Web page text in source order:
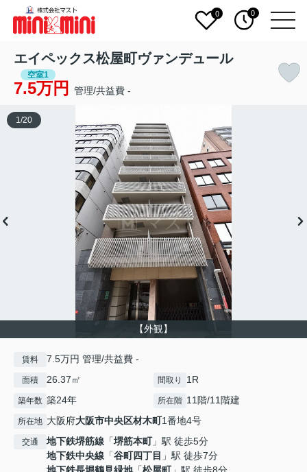
0 0
エイペックス松屋町ヴァンデュール
空室1
7.5万円 管理/共益費 -
【外観】
1 /20
賃料 7.5万円 管理/共益費 -
面積 26.37㎡ 間取り 1R
築年数 築24年 所在階 11階/11階建
所在地 大阪府大阪市中央区材木町1番地4号
交通 地下鉄堺筋線 「堺筋本町」駅 徒歩5分
地下鉄中央線 「谷町四丁目 」駅 徒歩7分